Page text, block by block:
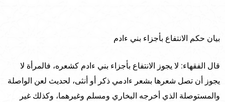
بيان حكم الانتفاع بأجزاء بني ءادم
قال الفقهاء: لا يجوز الانتفاع بأجزاء بني ءادم كشعره، فالمرأة لا
يجوز أن تصل شعرها بشعر ءادمي ذكر أو أنثى، لحديث لعن الواصلة
والمستوصلة الذي أخرجه البخاري ومسلم وغيرهما، وكذلك غير